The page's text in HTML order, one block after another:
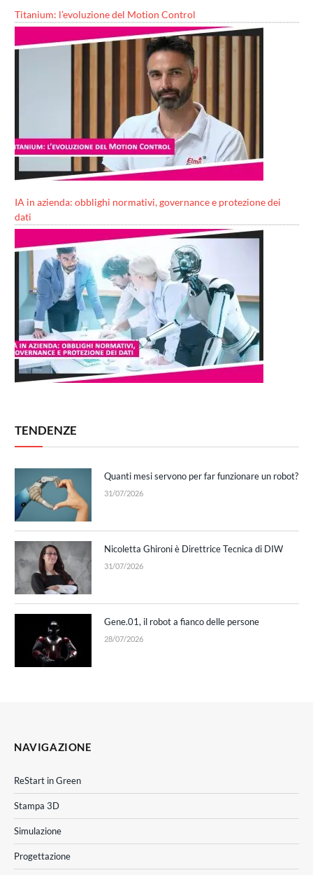
Titanium: l’evoluzione del Motion Control
IA in azienda: obblighi normativi, governance e protezione dei
dati
TENDENZE
Quanti mesi servono per far funzionare un robot?
31/07/2026
Nicoletta Ghironi è Direttrice Tecnica di DIW
31/07/2026
Gene.01, il robot a fianco delle persone
28/07/2026
NAVIGAZIONE
ReStart in Green
Stampa 3D
Simulazione
Progettazione